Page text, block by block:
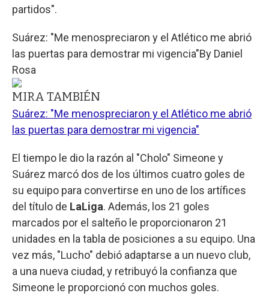
partidos".
Suárez: "Me menospreciaron y el Atlético me abrió
las puertas para demostrar mi vigencia"By Daniel
Rosa
MIRA TAMBIÉN
Suárez: "Me menospreciaron y el Atlético me abrió
las puertas para demostrar mi vigencia"
El tiempo le dio la razón al "Cholo" Simeone y
Suárez marcó dos de los últimos cuatro goles de
su equipo para convertirse en uno de los artífices
del título de LaLiga. Además, los 21 goles
marcados por el salteño le proporcionaron 21
unidades en la tabla de posiciones a su equipo. Una
vez más, "Lucho" debió adaptarse a un nuevo club,
a una nueva ciudad, y retribuyó la confianza que
Simeone le proporcionó con muchos goles.